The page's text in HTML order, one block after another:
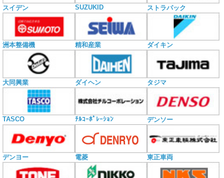
スイデン SUZUKID ストラパック
洲本整備機 精和産業 ダイキン
大同興業 ダイヘン タジマ
TASCO ﾁﾙｺｰﾎﾟﾚｰｼｮﾝ デンソー
デンヨー 電菱 東正車両